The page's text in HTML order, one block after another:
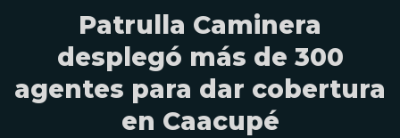
Patrulla Caminera
desplegó más de 300
agentes para dar cobertura
en Caacupé